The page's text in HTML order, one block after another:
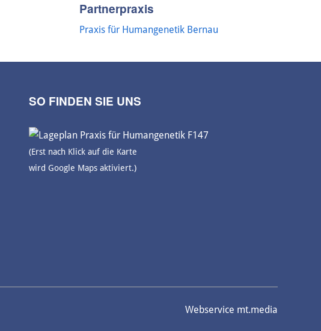
Partnerpraxis
Praxis für Humangenetik Bernau
SO FINDEN SIE UNS
(Erst nach Klick auf die Karte
wird Google Maps aktiviert.)
Webservice mt.media